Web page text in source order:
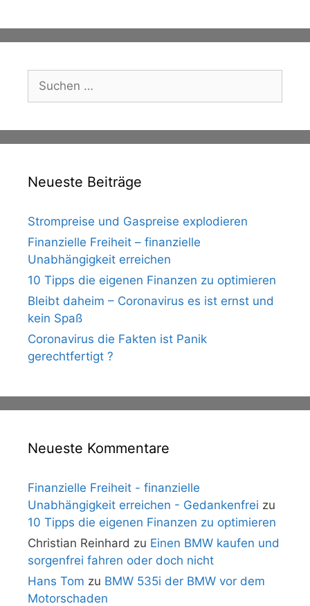
nach:
Neueste Beiträge
Strompreise und Gaspreise explodieren
Finanzielle Freiheit – finanzielle
Unabhängigkeit erreichen
10 Tipps die eigenen Finanzen zu optimieren
Bleibt daheim – Coronavirus es ist ernst und
kein Spaß
Coronavirus die Fakten ist Panik
gerechtfertigt ?
Neueste Kommentare
Finanzielle Freiheit - finanzielle
Unabhängigkeit erreichen - Gedankenfrei zu
10 Tipps die eigenen Finanzen zu optimieren
Christian Reinhard zu Einen BMW kaufen und
sorgenfrei fahren oder doch nicht
Hans Tom zu BMW 535i der BMW vor dem
Motorschaden